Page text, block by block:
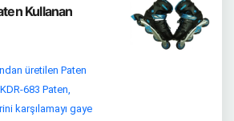
Kullanan
üretilen Paten
683 Paten,
karşılamayı gaye